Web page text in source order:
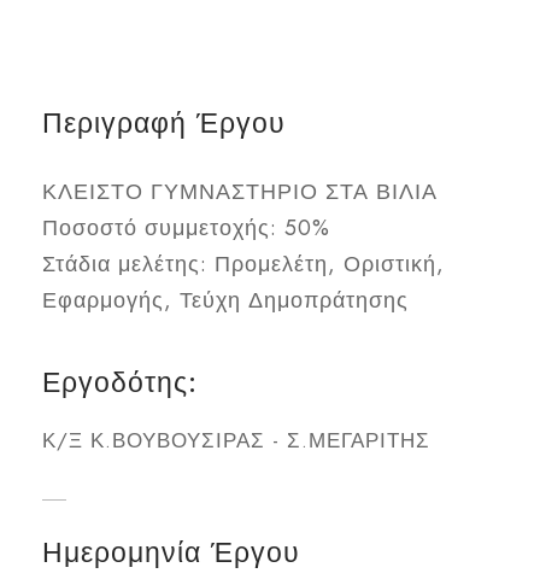
Περιγραφή Έργου
ΚΛΕΙΣΤΟ ΓΥΜΝΑΣΤΗΡΙΟ ΣΤΑ ΒΙΛΙΑ
Ποσοστό συμμετοχής: 50%
Στάδια μελέτης: Προμελέτη, Οριστική,
Εφαρμογής, Τεύχη Δημοπράτησης
Εργοδότης:
Κ/Ξ Κ.ΒΟΥΒΟΥΣΙΡΑΣ - Σ.ΜΕΓΑΡΙΤΗΣ
Ημερομηνία Έργου